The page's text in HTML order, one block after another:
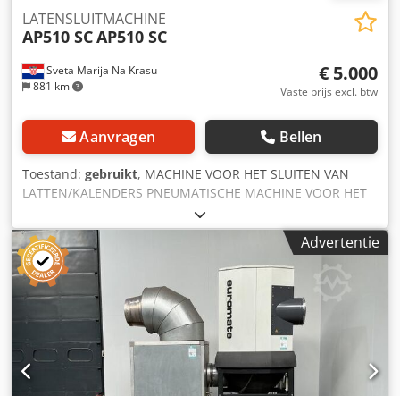
Sveta Marija Na Krasu
881 km
LATENSLUITMACHINE
AP510 SCAP510 SC
€ 5.000
Vaste prijs excl. btw
Aanvragen Bellen
Toestand: gebruikt, MACHINE VOOR HET SLUITEN VAN
LATTEN/KALENDERS PNEUMATISCHE MACHINE VOOR HET
SLUITEN VAN GEPATENTEERD S/C-PROFIEL Dcsdjxl Ryiepfx
Angsk
Advertentie